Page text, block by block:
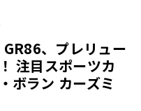
GR86、プレリュー
注目スポーツカ
ボラン カーズミ